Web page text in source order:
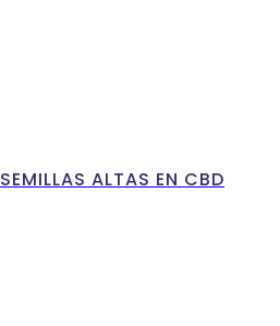
SEMILLAS ALTAS EN CBD